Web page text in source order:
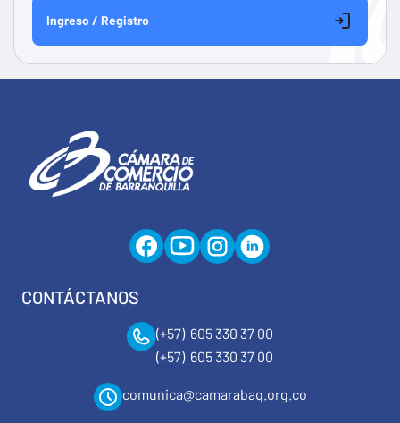
Ingreso / Registro
CONTÁCTANOS
(+57) 605 330 37 00
(+57) 605 330 37 00
comunica@camarabaq.org.co